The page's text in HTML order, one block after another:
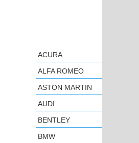
ACURA
ALFA ROMEO
ASTON MARTIN
AUDI
BENTLEY
BMW